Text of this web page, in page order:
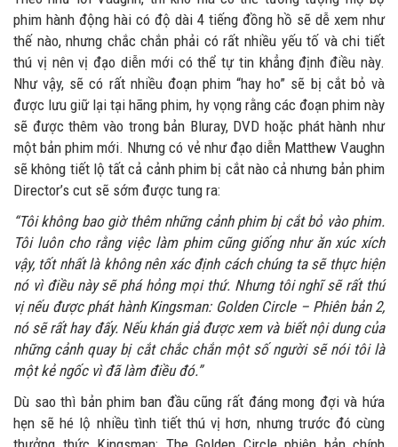
phim hành động hài có độ dài 4 tiếng đồng hồ sẽ dễ xem như
thế nào, nhưng chắc chắn phải có rất nhiều yếu tố và chi tiết
thú vị nên vị đạo diễn mới có thể tự tin khẳng định điều này.
Như vậy, sẽ có rất nhiều đoạn phim “hay ho” sẽ bị cắt bỏ và
được lưu giữ lại tại hãng phim, hy vọng rằng các đoạn phim này
sẽ được thêm vào trong bản Bluray, DVD hoặc phát hành như
một bản phim mới. Nhưng có vẻ như đạo diễn Matthew Vaughn
sẽ không tiết lộ tất cả cảnh phim bị cắt nào cả nhưng bản phim
Director’s cut sẽ sớm được tung ra:
“Tôi không bao giờ thêm những cảnh phim bị cắt bỏ vào phim.
Tôi luôn cho rằng việc làm phim cũng giống như ăn xúc xích
vậy, tốt nhất là không nên xác định cách chúng ta sẽ thực hiện
nó vì điều này sẽ phá hỏng mọi thứ. Nhưng tôi nghĩ sẽ rất thú
vị nếu được phát hành Kingsman: Golden Circle – Phiên bản 2,
nó sẽ rất hay đấy. Nếu khán giả được xem và biết nội dung của
những cảnh quay bị cắt chắc chắn một số người sẽ nói tôi là
một kẻ ngốc vì đã làm điều đó.”
Dù sao thì bản phim ban đầu cũng rất đáng mong đợi và hứa
hẹn sẽ hé lộ nhiều tình tiết thú vị hơn, nhưng trước đó cùng